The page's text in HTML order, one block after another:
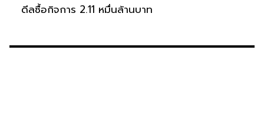
ดีลซื้อกิจการ 2.11 หมื่นล้านบาท